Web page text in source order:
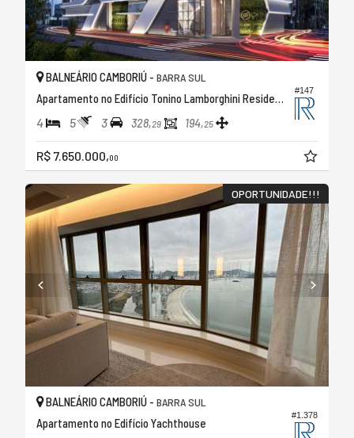
#147
BALNEÁRIO CAMBORIÚ - BARRA SUL
Apartamento no Edifício Tonino Lamborghini Residences
4 5 3 328,29 194,25
R$ 7.650.000,00
OPORTUNIDADE!!!
#1.378
BALNEÁRIO CAMBORIÚ - BARRA SUL
Apartamento no Edifício Yachthouse